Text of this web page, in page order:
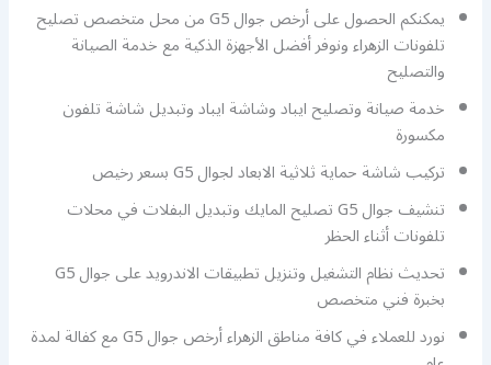
يمكنكم الحصول على أرخص جوال G5 من محل متخصص تصليح
تلفونات الزهراء ونوفر أفضل الأجهزة الذكية مع خدمة الصيانة
والتصليح
خدمة صيانة وتصليح ايباد وشاشة ايباد وتبديل شاشة تلفون
مكسورة
تركيب شاشة حماية ثلاثية الابعاد لجوال G5 بسعر رخيص
تنشيف جوال G5 تصليح المايك وتبديل البفلات في محلات
تلفونات أثناء الحظر
تحديث نظام التشغيل وتنزيل تطبيقات الاندرويد على جوال G5
بخبرة فني متخصص
نورد للعملاء في كافة مناطق الزهراء أرخص جوال G5 مع كفالة لمدة